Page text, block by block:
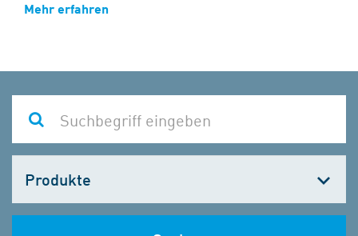
Mehr erfahren
wählen